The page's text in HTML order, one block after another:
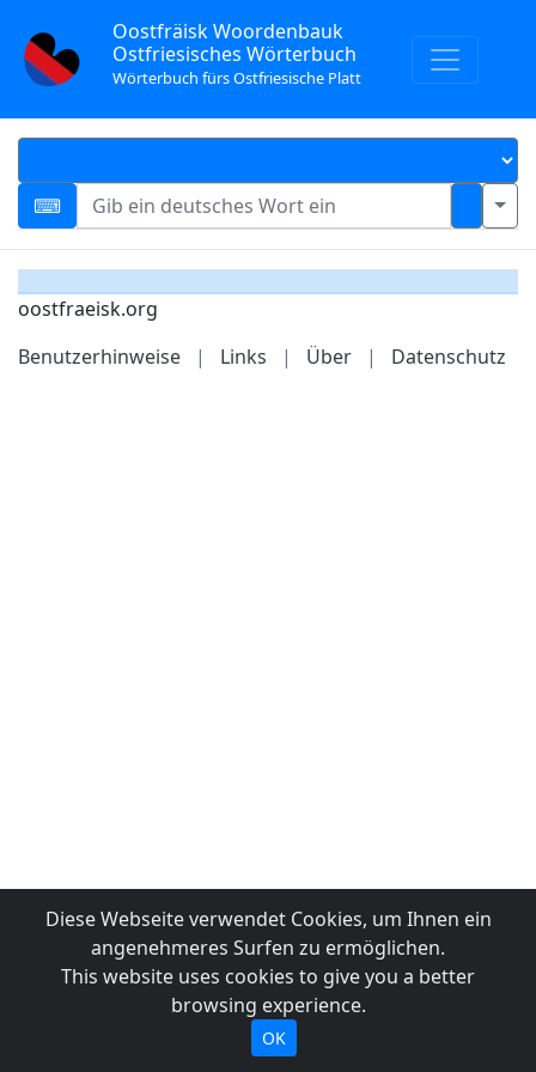
Oostfräisk Woordenbauk
Ostfriesisches Wörterbuch
Wörterbuch fürs Ostfriesische Platt
oostfraeisk.org
Benutzerhinweise
| Links | Über | Datenschutz
Diese Webseite verwendet Cookies, um Ihnen ein
angenehmeres Surfen zu ermöglichen.
This website uses cookies to give you a better
browsing experience.
OK